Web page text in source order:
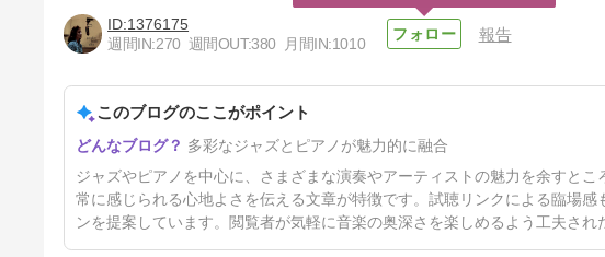
Holiday
23日前
1376175
週間IN:270 週間OUT:380 月間IN:1010
報告
このブログのここがポイント
多彩なジャズとピアノが魅力的に融合
ジャズやピアノを中心に、さまざまな演奏やアーティストの魅力を余すと
常に感じられる心地よさを伝える文章が特徴です。試聴リンクによる臨場
ンを提案しています。閲覧者が気軽に音楽の奥深さを楽しめるよう工夫され